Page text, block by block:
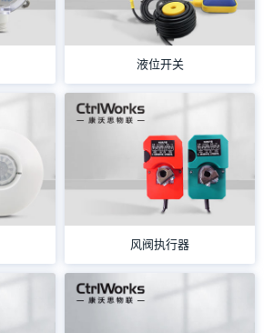
液位开关
风阀执行器